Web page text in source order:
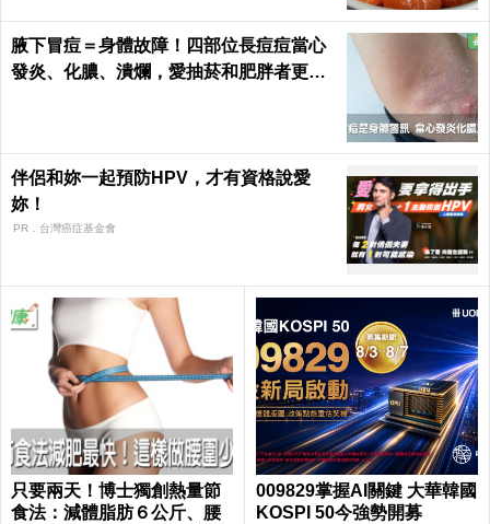
腋下冒痘＝身體故障！四部位長痘痘當心
發炎、化膿、潰爛，愛抽菸和肥胖者更要
伴侶和妳一起預防HPV，才有資格說愛
妳！
PR．台灣癌症基金會
只要兩天！博士獨創熱量節
食法：減體脂肪６公斤、腰
009829掌握AI關鍵 大華韓國
KOSPI 50今強勢開募